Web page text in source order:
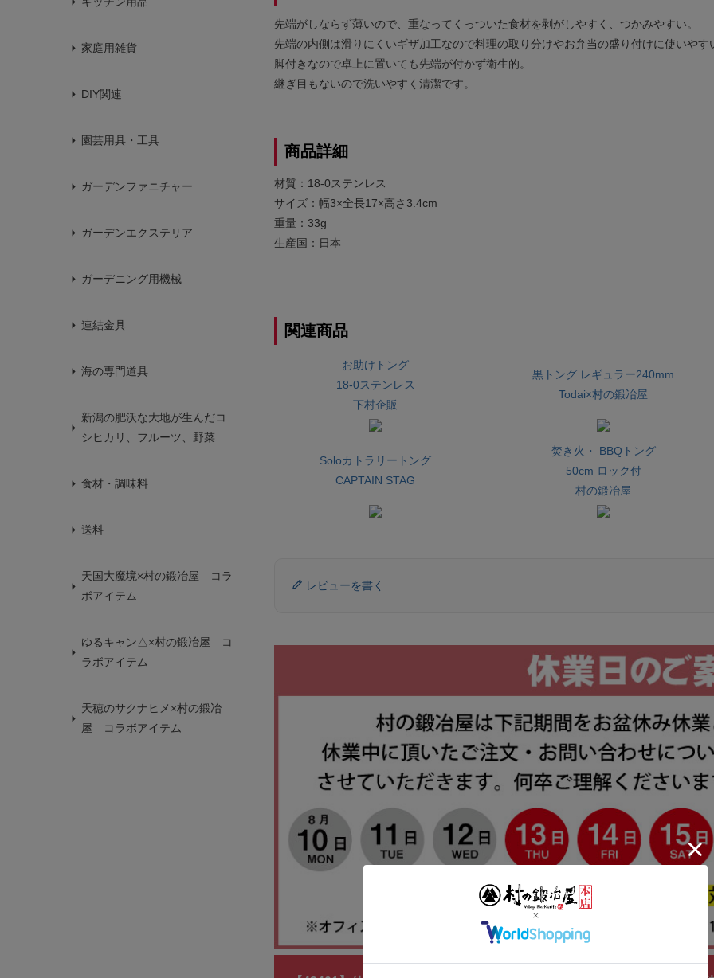
家庭用雑貨
DIY関連
園芸用具・工具
ガーデンファニチャー
ガーデンエクステリア
ガーデニング用機械
連結金具
海の専門道具
新潟の肥沃な大地が生んだコ
シヒカリ、フルーツ、野菜
食材・調味料
送料
天国大魔境×村の鍛冶屋 コラ
ボアイテム
ゆるキャン△×村の鍛冶屋 コ
ラボアイテム
天穂のサクナヒメ×村の鍛冶
屋 コラボアイテム
先端がしならず薄いので、重なってくっついた食材を剥がしやすく、つかみやすい。
先端の内側は滑りにくいギザ加工なので料理の取り分けやお弁当の盛り付けに使いやす
脚付きなので卓上に置いても先端が付かず衛生的。
継ぎ目もないので洗いやすく清潔です。
商品詳細
材質：18-0ステンレス
サイズ：幅3×全長17×高さ3.4cm
重量：33g
生産国：日本
関連商品
お助けトング
18-0ステンレス
下村企販
黒トング レギュラー240mm
Todai×村の鍛冶屋
Soloカトラリートング
CAPTAIN STAG
焚き火・ BBQトング
50cm ロック付
村の鍛冶屋
レビューを書く